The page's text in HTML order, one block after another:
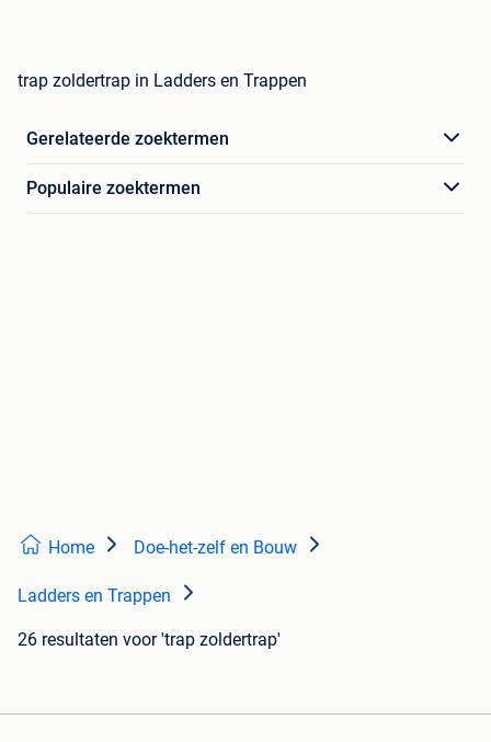
trap zoldertrap in Ladders en Trappen
Gerelateerde zoektermen
Populaire zoektermen
Home Doe-het-zelf en Bouw
Ladders en Trappen
26 resultaten voor 'trap zoldertrap'